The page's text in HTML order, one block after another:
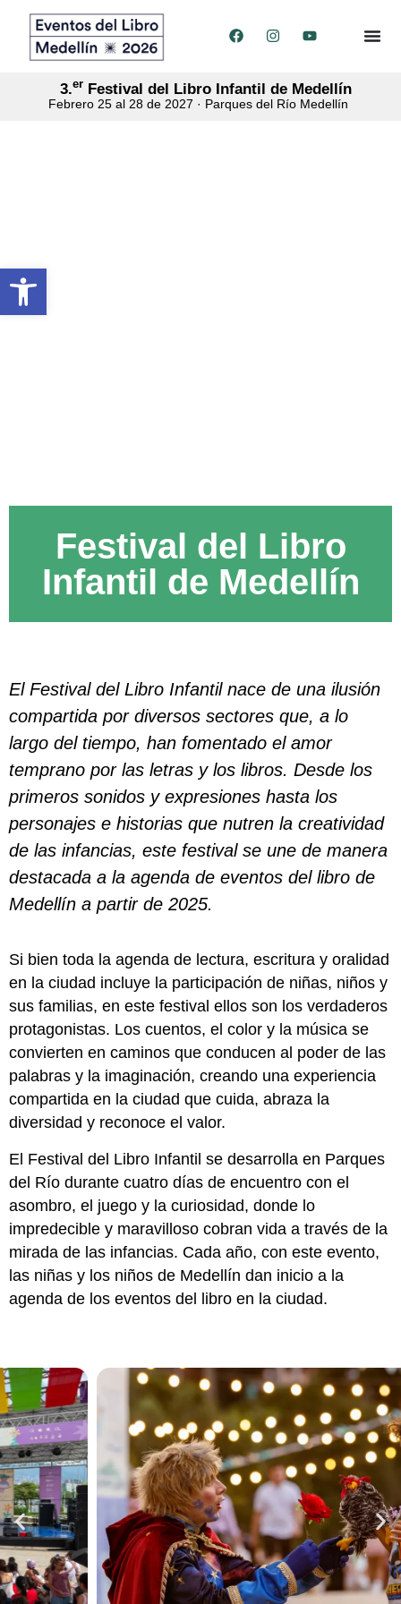
Abrir barra de herramientas
3.er Festival del Libro Infantil de Medellín
Febrero 25 al 28 de 2027 · Parques del Río Medellín
Festival del Libro
Infantil de Medellín
El Festival del Libro Infantil nace de una ilusión
compartida por diversos sectores que, a lo
largo del tiempo, han fomentado el amor
temprano por las letras y los libros. Desde los
primeros sonidos y expresiones hasta los
personajes e historias que nutren la creatividad
de las infancias, este festival se une de manera
destacada a la agenda de eventos del libro de
Medellín a partir de 2025.
Si bien toda la agenda de lectura, escritura y oralidad
en la ciudad incluye la participación de niñas, niños y
sus familias, en este festival ellos son los verdaderos
protagonistas. Los cuentos, el color y la música se
convierten en caminos que conducen al poder de las
palabras y la imaginación, creando una experiencia
compartida en la ciudad que cuida, abraza la
diversidad y reconoce el valor.
El Festival del Libro Infantil se desarrolla en Parques
del Río durante cuatro días de encuentro con el
asombro, el juego y la curiosidad, donde lo
impredecible y maravilloso cobran vida a través de la
mirada de las infancias. Cada año, con este evento,
las niñas y los niños de Medellín dan inicio a la
agenda de los eventos del libro en la ciudad.